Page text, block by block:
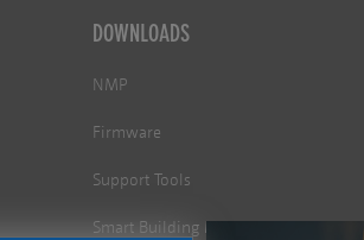
DOWNLOADS
NMP
Firmware
Support Tools
Smart Building Manager